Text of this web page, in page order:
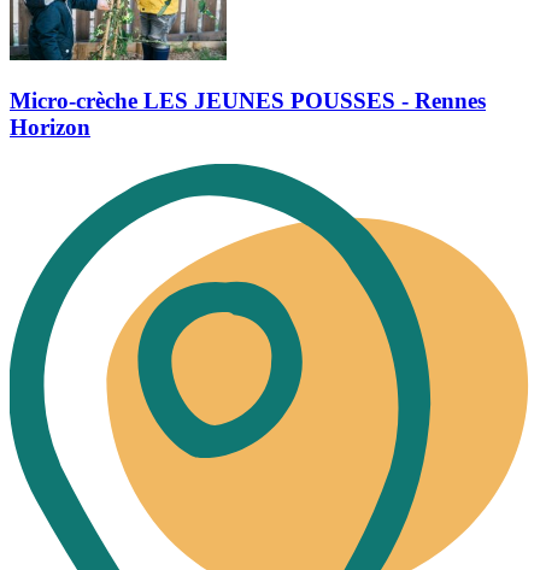
Micro-crèche LES JEUNES POUSSES - Rennes
Horizon